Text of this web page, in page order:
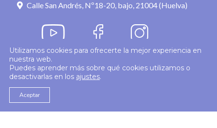
Calle San Andrés, Nº18-20, bajo, 21004 (Huelva)
© 2026 Colegio Enfermería Huelva
Utilizamos cookies para ofrecerte la mejor experiencia en
nuestra web.
Puedes aprender más sobre qué cookies utilizamos o
desactivarlas en los ajustes.
Aceptar